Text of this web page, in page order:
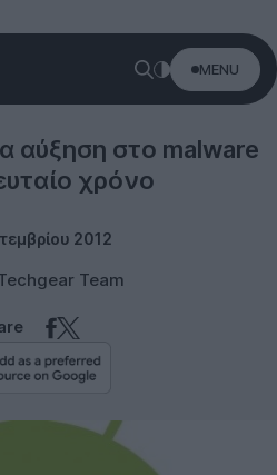
MENU
αύξηση στο malware
χρόνο
2012
Team